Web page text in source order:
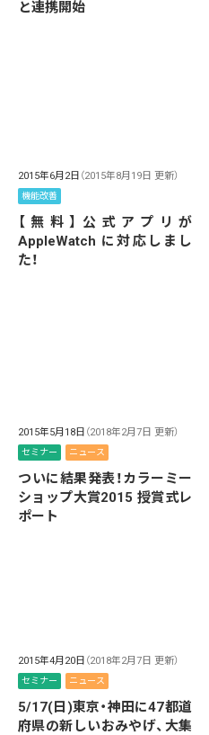
と連携開始
2015年6月2日 （2015年8月19日 更新）
機能改善
【無料】公式アプリが
AppleWatch に対応しまし
た！
2015年5月18日 （2018年2月7日 更新）
セミナー ニュース
ついに結果発表！カラーミー
ショップ大賞2015 授賞式レ
ポート
2015年4月20日 （2018年2月7日 更新）
セミナー ニュース
5/17(日)東京・神田に47都道
府県の新しいおみやげ、大集